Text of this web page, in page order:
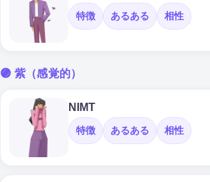
特徴 あるある 相性
🟣 紫（感覚的）
NIMT
特徴 あるある 相性